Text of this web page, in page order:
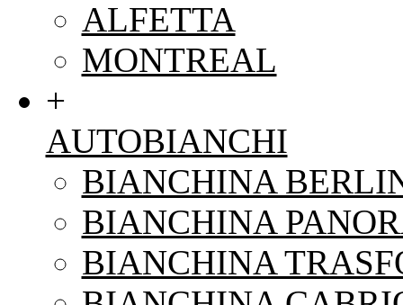
ALFETTA
MONTREAL
+
AUTOBIANCHI
BIANCHINA
BIANCHINA
BIANCHINA